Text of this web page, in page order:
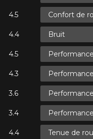
Confort de
Bruit
Tenue de
AJOUTER UN AVIS
Votre avis
ZIEX ZE-